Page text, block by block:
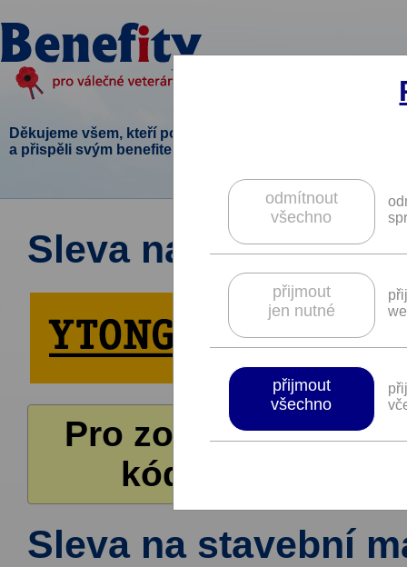
Děkujeme všem, kteří podpořili tento projekt
a přispěli svým benefitem.
odmítnout
všechno
přijmout
jen nutné
přijmout
všechno
Sleva na zdící prvky
Pro zobrazení
kódů pro
Sleva na stavební